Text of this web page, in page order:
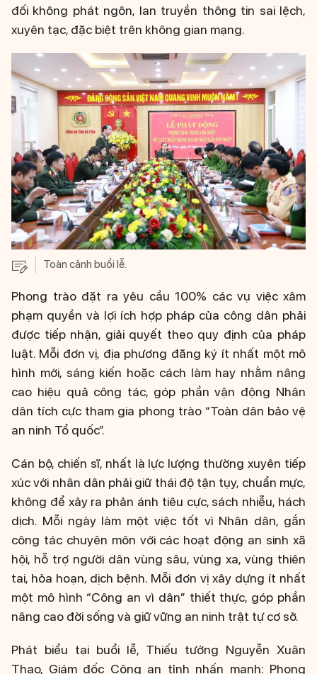
đối không phát ngôn, lan truyền thông tin sai lệch,
xuyên tạc, đặc biệt trên không gian mạng.
Toàn cảnh buổi lễ.
Phong trào đặt ra yêu cầu 100% các vụ việc xâm
phạm quyền và lợi ích hợp pháp của công dân phải
được tiếp nhận, giải quyết theo quy định của pháp
luật. Mỗi đơn vị, địa phương đăng ký ít nhất một mô
hình mới, sáng kiến hoặc cách làm hay nhằm nâng
cao hiệu quả công tác, góp phần vận động Nhân
dân tích cực tham gia phong trào “Toàn dân bảo vệ
an ninh Tổ quốc”.
Cán bộ, chiến sĩ, nhất là lực lượng thường xuyên tiếp
xúc với nhân dân phải giữ thái độ tận tụy, chuẩn mực,
không để xảy ra phản ánh tiêu cực, sách nhiễu, hách
dịch. Mỗi ngày làm một việc tốt vì Nhân dân, gắn
công tác chuyên môn với các hoạt động an sinh xã
hội, hỗ trợ người dân vùng sâu, vùng xa, vùng thiên
tai, hỏa hoạn, dịch bệnh. Mỗi đơn vị xây dựng ít nhất
một mô hình “Công an vì dân” thiết thực, góp phần
nâng cao đời sống và giữ vững an ninh trật tự cơ sở.
Phát biểu tại buổi lễ, Thiếu tướng Nguyễn Xuân
Thao, Giám đốc Công an tỉnh nhấn mạnh: Phong